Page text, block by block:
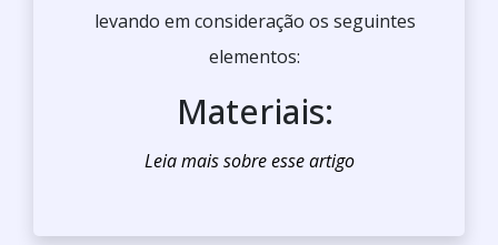
levando em consideração os seguintes
elementos:
Materiais: